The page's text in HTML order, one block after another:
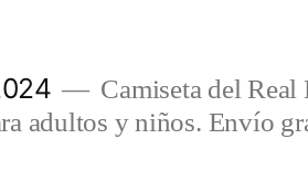
Camiseta del
adultos y niños. Envío